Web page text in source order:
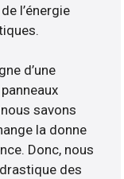
l’énergie
d’une
savons
la donne
Donc, nous
des